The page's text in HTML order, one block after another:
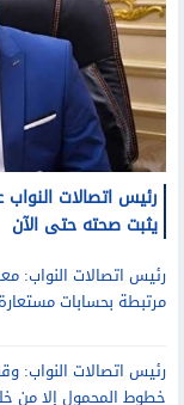
رئيس اتصالات
يثبت صحته حتى الآن
رئيس اتصالات النواب:
مرتبطة بحسابات